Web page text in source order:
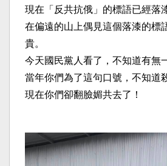
現在「反共抗俄」的標語已經落
在偏遠的山上偶見這個落漆的標
貴。
今天國民黨人看了，不知道有無
當年你們為了這句口號，不知道
現在你們卻翻臉媚共去了！